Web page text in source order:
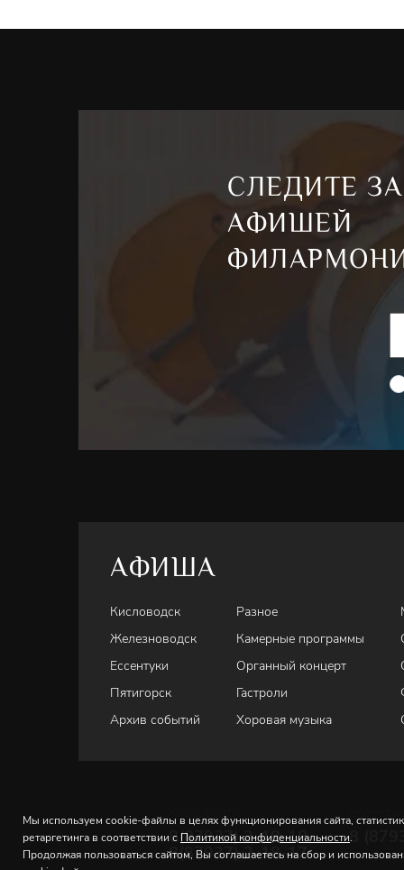
СЛЕДИТЕ ЗА
АФИШЕЙ
АФИША
Кисловодск
Железноводск
Ессентуки
Пятигорск
Архив событий
Разное
Камерные программы
Органный концерт
Гастроли
Хоровая музыка
Кисловодск
8(87937) 2-18-18
8(87937) 2-18-17
8
Мы используем cookie-файлы в целях функционирования сайта,
ретаргетинга в соответствии с Политикой конфиденциальности.
Продолжая пользоваться сайтом, Вы соглашаетесь на сбор и